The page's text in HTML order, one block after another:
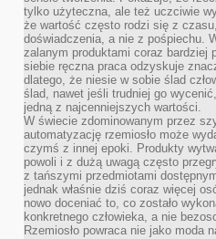
tylko użyteczna, ale też uczciwie
że wartość często rodzi się z
doświadczenia, a nie z pośpiechu.
zalanym produktami coraz bardziej
siebie ręczna praca odzyskuje
dlatego, że niesie w sobie ślad
ślad, nawet jeśli trudniej go
jedną z najcenniejszych wartości.
W świecie zdominowanym przez
automatyzację rzemiosło może
czymś z innej epoki. Produkty
powoli i z dużą uwagą często
z tańszymi przedmiotami
jednak właśnie dziś coraz więcej
nowo doceniać to, co zostało
konkretnego człowieka, a nie
Rzemiosło powraca nie jako moda